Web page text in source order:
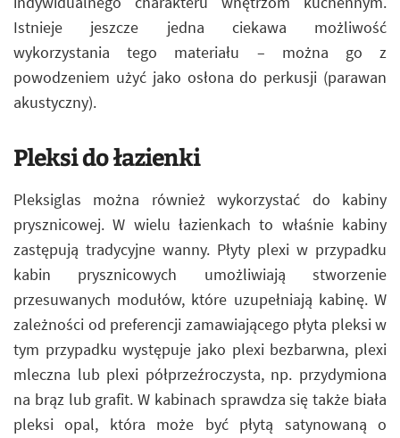
Istnieje jeszcze jedna ciekawa możliwość
wykorzystania tego materiału – można go z
powodzeniem użyć jako osłona do perkusji (parawan
akustyczny).
Pleksi do łazienki
Pleksiglas można również wykorzystać do kabiny
prysznicowej. W wielu łazienkach to właśnie kabiny
zastępują tradycyjne wanny. Płyty plexi w przypadku
kabin prysznicowych umożliwiają stworzenie
przesuwanych modułów, które uzupełniają kabinę. W
zależności od preferencji zamawiającego płyta pleksi w
tym przypadku występuje jako plexi bezbarwna, plexi
mleczna lub plexi półprzeźroczysta, np. przydymiona
na brąz lub grafit. W kabinach sprawdza się także biała
pleksi opal, która może być płytą satynowaną o